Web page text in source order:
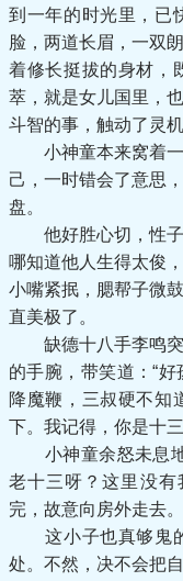
到一年的时光里，已
脸，两道长眉，一双
着修长挺拔的身材，
萃，就是女儿国里，
斗智的事，触动了灵
小神童本来窝着一
己，一时错会了意思
盘。
他好胜心切，性子
哪知道他人生得太俊
小嘴紧抿，腮帮子微
直美极了。
缺德十八手李鸣突
的手腕，带笑道：“
降魔鞭，三叔硬不知
下。我记得，你是十
小神童余怒未息地
老十三呀？这里没有
完，故意向房外走去。
这小子也真够鬼的
处。不然，决不会把